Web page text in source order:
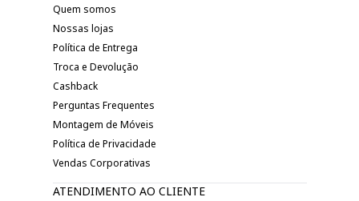
Quem somos
Nossas lojas
Política de Entrega
Troca e Devolução
Cashback
Perguntas Frequentes
Montagem de Móveis
Política de Privacidade
Vendas Corporativas
ATENDIMENTO AO CLIENTE